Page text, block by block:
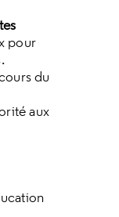
pour
du
aux